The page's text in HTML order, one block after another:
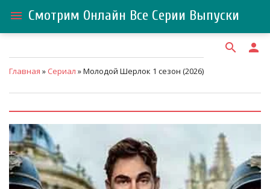
menu Смотрим Онлайн Все Серии Выпуски
search person
Главная » Сериал » Молодой Шерлок 1 сезон (2026)